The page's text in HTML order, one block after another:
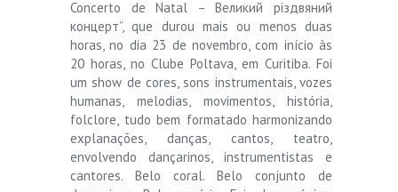
Concerto de Natal – Великий різдвяний
концерт”, que durou mais ou menos duas
horas, no dia 23 de novembro, com início às
20 horas, no Clube Poltava, em Curitiba. Foi
um show de cores, sons instrumentais, vozes
humanas, melodias, movimentos, história,
folclore, tudo bem formatado harmonizando
explanações, danças, cantos, teatro,
envolvendo dançarinos, instrumentistas e
cantores. Belo coral. Belo conjunto de